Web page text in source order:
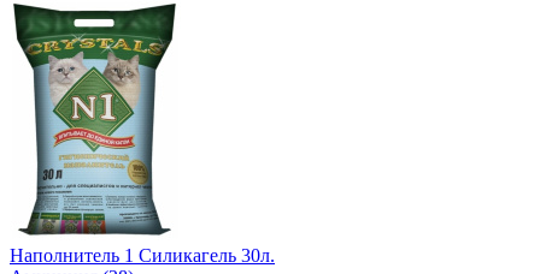
Наполнитель 1 Силикагель 30л.